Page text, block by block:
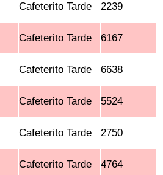
Cafeterito Tarde 2239
Cafeterito Tarde 6167
Cafeterito Tarde 6638
Cafeterito Tarde 5524
Cafeterito Tarde 2750
Cafeterito Tarde 4764